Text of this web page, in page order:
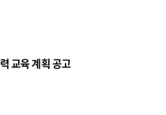
교육 계획 공고